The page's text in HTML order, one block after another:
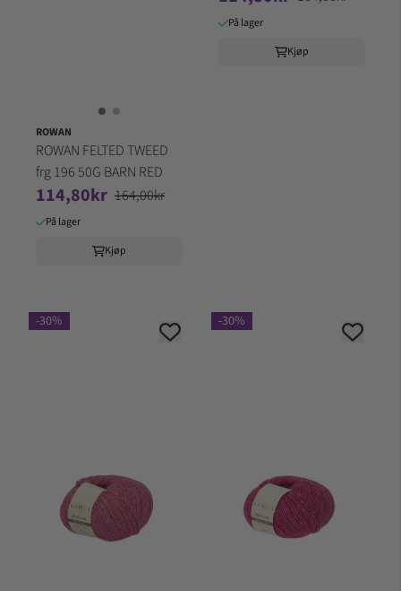
ROWAN
ROWAN FELTED TWEED
frg 196 50G BARN RED
114,80kr 164,00kr
På lager
Kjøp
På lager
Kjøp
-30% -30%